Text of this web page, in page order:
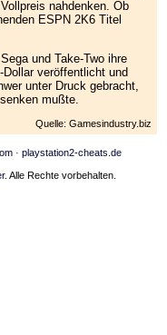
nahdenken. Ob
ESPN 2K6 Titel
und Take-Two ihre
veröffentlicht und
unter Druck gebracht,
mußte.
Quelle: Gamesindustry.biz
· playstation2-cheats.de
. Alle Rechte vorbehalten.